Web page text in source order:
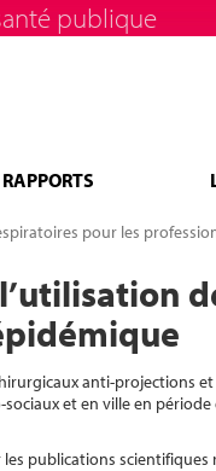
publique
pour les
anti-projections
et en ville en
publications scientifiques